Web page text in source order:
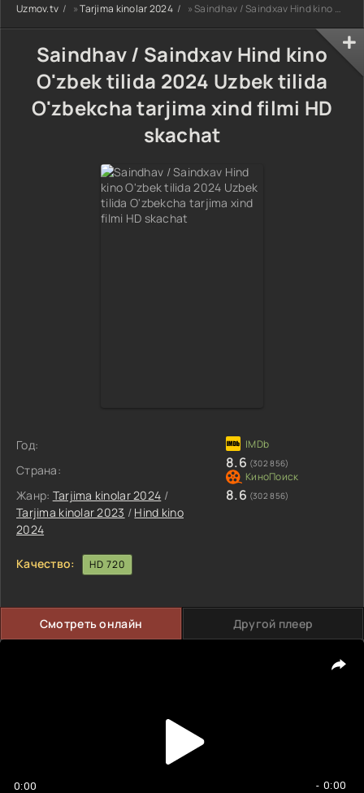
tarjima kino Full
HD tas-ix
Uzmov.tv »Tarjima kinolar 2024 » Saindhav / Saindxav Hind kino O'zbek tilida 2024 Uzbek tilida O'zbekcha tarjima xind filmi HD skachat
Saindhav / Saindxav Hind kino
O'zbek tilida 2024 Uzbek tilida
O'zbekcha tarjima xind filmi HD
skachat
Год:
Страна:
Жанр: Tarjima kinolar 2024 /
Tarjima kinolar 2023 / Hind kino
2024
8.6 (302 856)
8.6 (302 856)
Качество: HD 720
Смотреть онлайн Другой плеер
0:00 - 0:00